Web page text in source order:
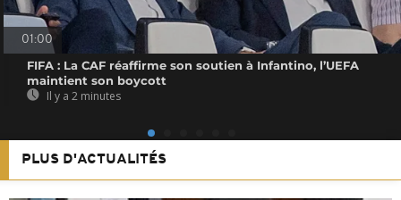
01:00
FIFA : La CAF réaffirme son soutien à Infantino, l’UEFA
maintient son boycott
Il y a 2 minutes
PLUS D'ACTUALITÉS